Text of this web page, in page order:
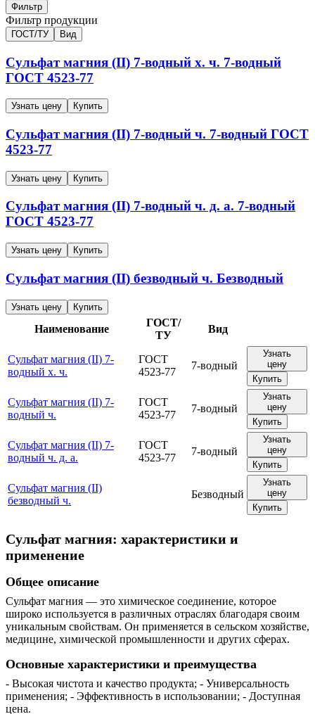
Фильтр
Фильтр продукции
ГОСТ/ТУ Вид
Сульфат магния (II) 7-водный х. ч. 7-водный
ГОСТ 4523-77
Узнать цену Купить
Сульфат магния (II) 7-водный ч. 7-водный ГОСТ
4523-77
Узнать цену Купить
Сульфат магния (II) 7-водный ч. д. а. 7-водный
ГОСТ 4523-77
Узнать цену Купить
Сульфат магния (II) безводный ч. Безводный
Узнать цену Купить
Наименование
ГОСТ/
ТУ
Вид
Сульфат магния (II) 7-
водный х. ч.
ГОСТ
4523-77
7-водный
Узнать
цену
Купить
Сульфат магния (II) 7-
водный ч.
ГОСТ
4523-77
7-водный
Узнать
цену
Купить
Сульфат магния (II) 7-
водный ч. д. а.
ГОСТ
4523-77
7-водный
Узнать
цену
Купить
Сульфат магния (II)
безводный ч.
Безводный
Узнать
цену
Купить
Сульфат магния: характеристики и
применение
Общее описание
Сульфат магния — это химическое соединение, которое
широко используется в различных отраслях благодаря своим
уникальным свойствам. Он применяется в сельском хозяйстве,
медицине, химической промышленности и других сферах.
Основные характеристики и преимущества
- Высокая чистота и качество продукта; - Универсальность
применения; - Эффективность в использовании; - Доступная
цена.